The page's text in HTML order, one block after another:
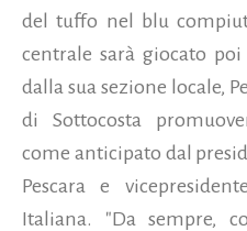
del tuffo nel blu
centrale sarà giocato
dalla sua sezione locale,
di Sottocosta
come anticipato dal
Pescara e
Italiana. "Da sempre,